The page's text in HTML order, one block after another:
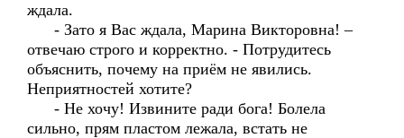
ждала.
- Зато я Вас ждала, Марина Викторовна! –
отвечаю строго и корректно. - Потрудитесь
объяснить, почему на приём не явились.
Неприятностей хотите?
- Не хочу! Извините ради бога! Болела
сильно, прям пластом лежала, встать не